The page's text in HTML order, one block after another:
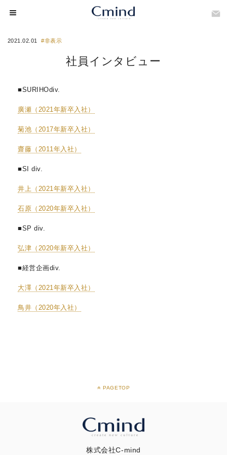
2021.02.01 #非表示
社員インタビュー
■SURIHOdiv.
廣瀬（2021年新卒入社）
菊池（2017年新卒入社）
齋藤（2011年入社）
■SI div.
井上（2021年新卒入社）
石原（2020年新卒入社）
■SP div.
弘津（2020年新卒入社）
■経営企画div.
大澤（2021年新卒入社）
鳥井（2020年入社）
PAGETOP
株式会社C-mind